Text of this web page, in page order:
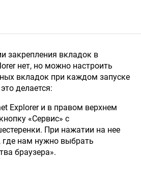
закрепления вкладок в
нет, но можно настроить
вкладок при каждом запуске
делается:
Explorer и в правом верхнем
«Сервис» с
При нажатии на нее
где нам нужно выбрать
браузера».